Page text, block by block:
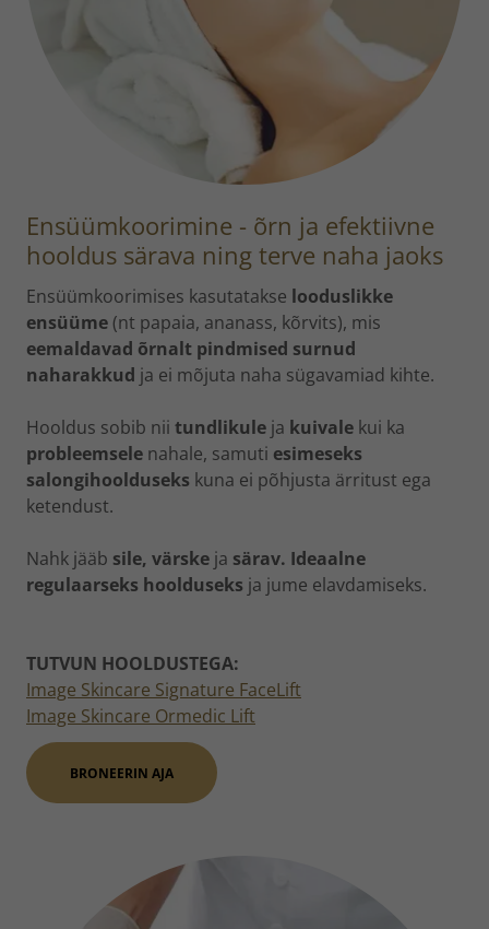
Ensüümkoorimine - õrn ja efektiivne
hooldus särava ning terve naha jaoks
Ensüümkoorimises kasutatakse looduslikke
ensüüme (nt papaia, ananass, kõrvits), mis
eemaldavad õrnalt pindmised surnud
naharakkud ja ei mõjuta naha sügavamiad kihte.
Hooldus sobib nii tundlikule ja kuivale kui ka
probleemsele nahale, samuti esimeseks
salongihoolduseks kuna ei põhjusta ärritust ega
ketendust.
Nahk jääb sile, värske ja särav. Ideaalne
regulaarseks hoolduseks ja jume elavdamiseks.
TUTVUN HOOLDUSTEGA:
Image Skincare Signature FaceLift
Image Skincare Ormedic Lift
BRONEERIN AJA